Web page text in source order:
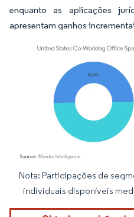
enquanto as aplicações
apresentam ganhos
Imagem © Mordor Intelligence. O
Nota: Participações de
individuais disponíveis